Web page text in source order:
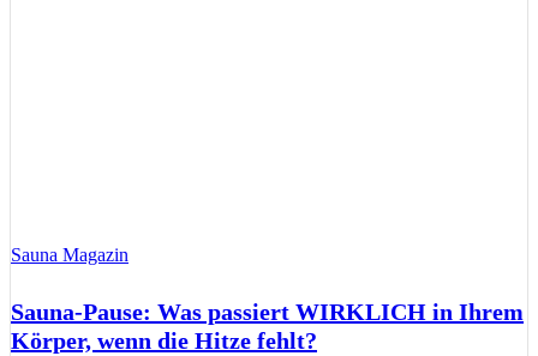
Sauna Magazin
Sauna-Pause: Was passiert WIRKLICH in Ihrem
Körper, wenn die Hitze fehlt?